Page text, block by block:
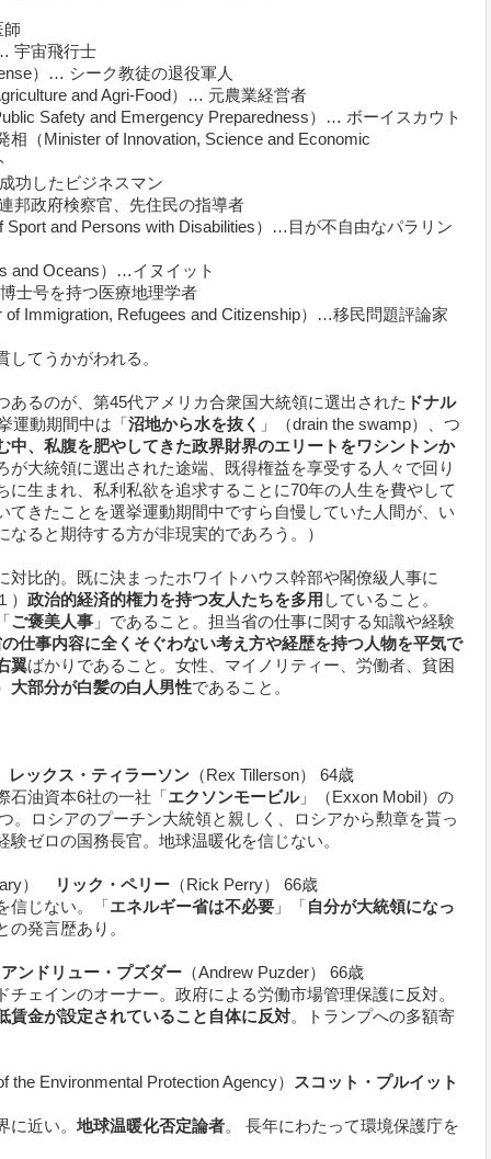
師
宇宙飛行士
）… シーク教徒の退役軍人
and Agri-Food）… 元農業経営者
Safety and Emergency Preparedness）… ボーイスカウト
（Minister of Innovation, Science and Economic
功したビジネスマン
邦政府検察官、先住民の指導者
Sport and Persons with Disabilities）…目が不自由なパラリン
and Oceans）…イヌイット
士号を持つ医療地理学者
Immigration, Refugees and Citizenship）…移民問題評論家
してうかがわれる。
あるのが、第45代アメリカ合衆国大統領に選出された ドナル
運動期間中は「 沼地から水を抜く 」（drain the swamp）、つ
中、私腹を肥やしてきた政界財界のエリートをワシントンか
が大統領に選出された途端、既得権益を享受する人々で回り
に生まれ、私利私欲を追求することに70年の人生を費やして
てきたことを選挙運動期間中ですら自慢していた人間が、い
ると期待する方が非現実的であろう。）
対比的。既に決まったホワイトハウス幹部や閣僚級人事に
政治的経済的権力を持つ友人たちを多用 していること。
ご褒美人事 」であること。担当省の仕事に関する知識や経験
仕事内容に全くそぐわない考え方や経歴を持つ人物を平気で
翼ばかりであること。女性、マイノリティー、労働者、貧困
大部分が白髪の白人男性であること。
レックス・ティラーソン（Rex Tillerson） 64歳
石油資本6社の一社「 エクソンモービル」（Exxon Mobil）の
。ロシアのプーチン大統領と親しく、ロシアから勲章を貰っ
ゼロの国務長官。地球温暖化を信じない。
） リック・ペリー（Rick Perry） 66歳
信じない。「 エネルギー省は不必要」「 自分が大統領になっ
の発言歴あり。
アンドリュー・プズダー（Andrew Puzder） 66歳
ェインのオーナー。政府による労働市場管理保護に反対。
賃金が設定されていること自体に反対。トランプへの多額寄
the Environmental Protection Agency） スコット・プルイット
近い。 地球温暖化否定論者。 長年にわたって環境保護庁を